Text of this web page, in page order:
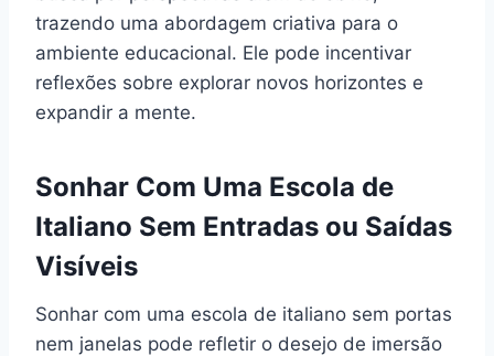
trazendo uma abordagem criativa para o
ambiente educacional. Ele pode incentivar
reflexões sobre explorar novos horizontes e
expandir a mente.
Sonhar Com Uma Escola de
Italiano Sem Entradas ou Saídas
Visíveis
Sonhar com uma escola de italiano sem portas
nem janelas pode refletir o desejo de imersão